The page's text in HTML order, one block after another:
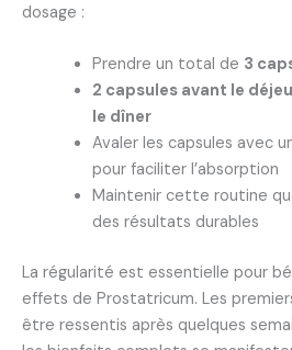
dosage :
Prendre un total de 3
2 capsules avant le
le dîner
Avaler les capsules avec
pour faciliter l’absorption
Maintenir cette routine
des résultats durables
La régularité est essentielle pour
effets de Prostatricum. Les
être ressentis après quelques